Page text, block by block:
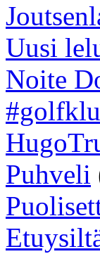
Uusi
Noite
Puhveli